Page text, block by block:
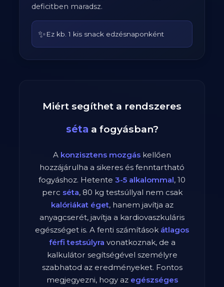
deficitben maradsz.
✨Ez kb. 1 kis snack edzésnaponként
Miért segíthet a rendszeres
séta a fogyásban?
A konzisztens mozgás kellően
hozzájárulha a sikeres és fenntartható
fogyáshoz. Hetente 3-5 alkalommal, 10
perc séta, 80 kg testsúllyal nem csak
kalóriákat éget, hanem javítja az
anyagcserét, javítja a kardiovaszkuláris
egészséget is. A fenti számítások átlagos
férfi testsúlyra vonatkoznak, de a
kalkulátor segítségével személyre
szabhatod az eredményeket. Fontos
megjegyezni, hogy az egészséges